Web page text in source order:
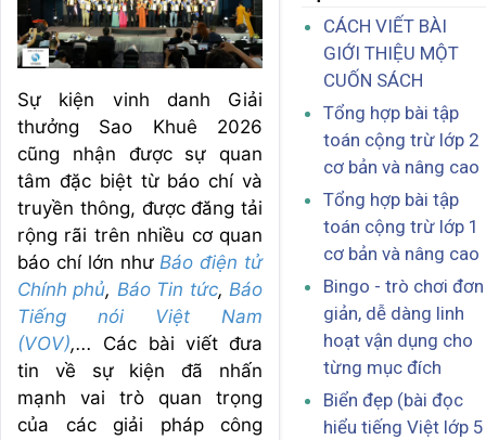
Sự kiện vinh danh Giải
thưởng Sao Khuê 2026
cũng nhận được sự quan
tâm đặc biệt từ báo chí và
truyền thông, được đăng tải
rộng rãi trên nhiều cơ quan
báo chí lớn nhưBáo điện tử
Chính phủ, Báo Tin tức,Báo
Tiếng nói Việt Nam
(VOV),... Các bài viết đưa
tin về sự kiện đã nhấn
mạnh vai trò quan trọng
của các giải pháp công
CÁCH VIẾT BÀI
GIỚI THIỆU MỘT
CUỐN SÁCH
Tổng hợp bài tập
toán cộng trừ lớp 2
cơ bản và nâng cao
Tổng hợp bài tập
toán cộng trừ lớp 1
cơ bản và nâng cao
Bingo - trò chơi đơn
giản, dễ dàng linh
hoạt vận dụng cho
từng mục đích
Biển đẹp (bài đọc
hiểu tiếng Việt lớp 5